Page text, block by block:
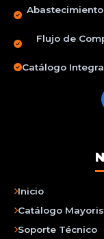
Flujo de
Catálogo
Inicio
Catálogo
Soporte Técnico